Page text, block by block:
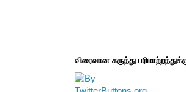
விரைவான கருத்து